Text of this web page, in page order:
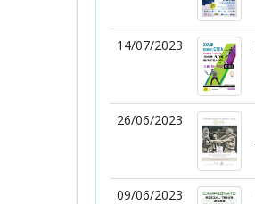
14/07/2023
26/06/2023
09/06/2023